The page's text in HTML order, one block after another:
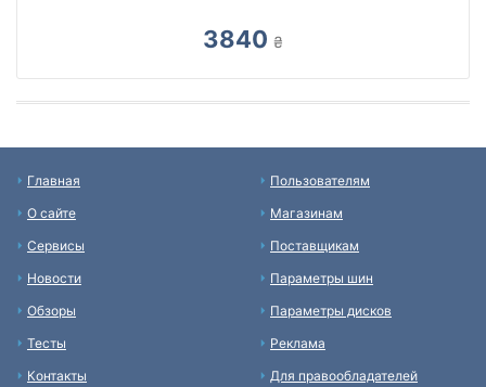
3840 ₴
Главная
О сайте
Сервисы
Новости
Обзоры
Тесты
Контакты
Пользователям
Магазинам
Поставщикам
Параметры шин
Параметры дисков
Реклама
Для правообладателей